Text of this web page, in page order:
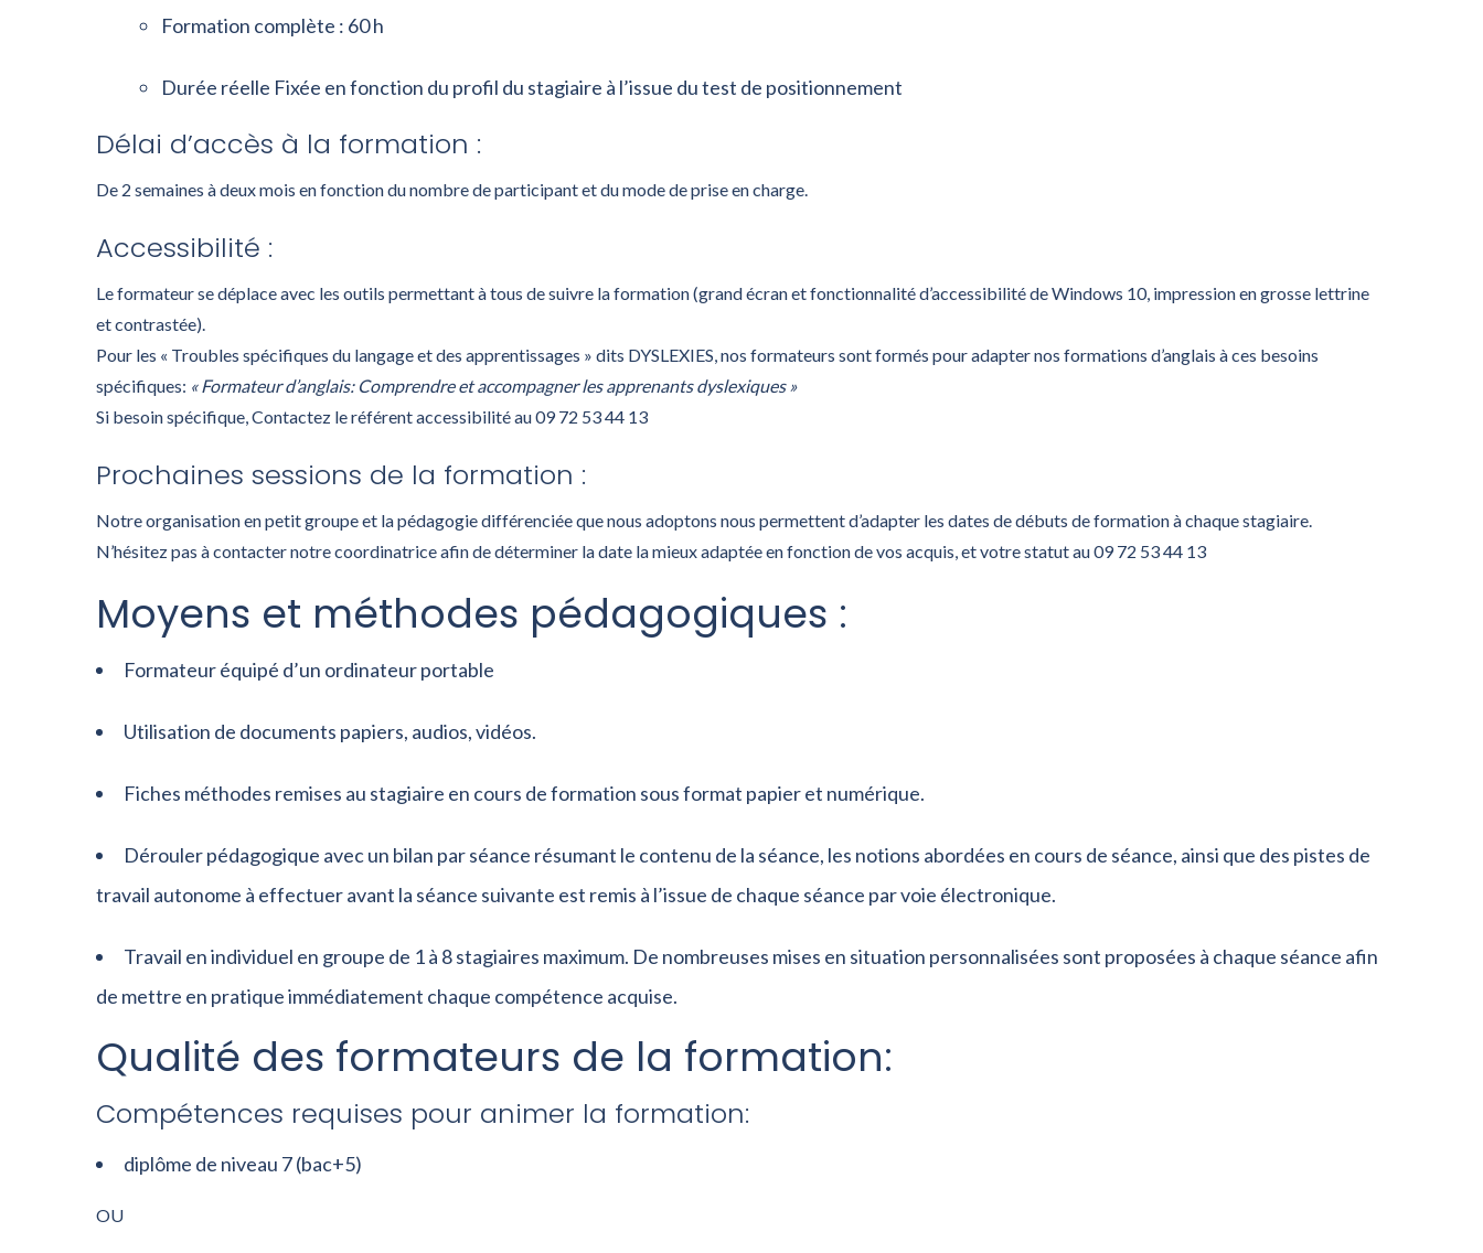
Formation complète : 60 h
Durée réelle Fixée en fonction du profil du stagiaire à l’issue du test de positionnement
Délai d’accès à la formation :
De 2 semaines à deux mois en fonction du nombre de participant et du mode de prise en charge.
Accessibilité :
Le formateur se déplace avec les outils permettant à tous de suivre la formation (grand écran et fonctionnalité d’accessibilité de Windows 10, impression en grosse lettrine
et contrastée).
Pour les « Troubles spécifiques du langage et des apprentissages » dits DYSLEXIES, nos formateurs sont formés pour adapter nos formations d’anglais à ces besoins
spécifiques: « Formateur d’anglais: Comprendre et accompagner les apprenants dyslexiques »
Si besoin spécifique, Contactez le référent accessibilité au 09 72 53 44 13
Prochaines sessions de la formation :
Notre organisation en petit groupe et la pédagogie différenciée que nous adoptons nous permettent d’adapter les dates de débuts de formation à chaque stagiaire.
N’hésitez pas à contacter notre coordinatrice afin de déterminer la date la mieux adaptée en fonction de vos acquis, et votre statut au 09 72 53 44 13
Moyens et méthodes pédagogiques :
Formateur équipé d’un ordinateur portable
Utilisation de documents papiers, audios, vidéos.
Fiches méthodes remises au stagiaire en cours de formation sous format papier et numérique.
Dérouler pédagogique avec un bilan par séance résumant le contenu de la séance, les notions abordées en cours de séance, ainsi que des pistes de
travail autonome à effectuer avant la séance suivante est remis à l’issue de chaque séance par voie électronique.
Travail en individuel en groupe de 1 à 8 stagiaires maximum. De nombreuses mises en situation personnalisées sont proposées à chaque séance afin
de mettre en pratique immédiatement chaque compétence acquise.
Qualité des formateurs de la formation:
Compétences requises pour animer la formation:
diplôme de niveau 7 (bac+5)
OU